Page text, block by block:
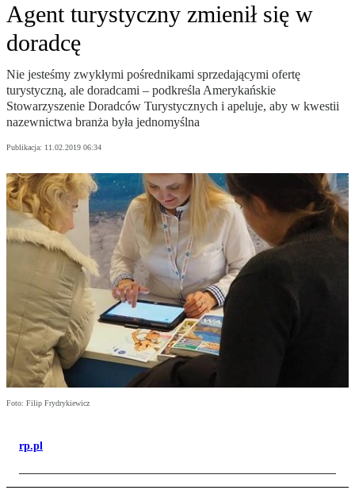
Agent turystyczny zmienił się w
doradcę
Nie jesteśmy zwykłymi pośrednikami sprzedającymi ofertę
turystyczną, ale doradcami – podkreśla Amerykańskie
Stowarzyszenie Doradców Turystycznych i apeluje, aby w kwestii
nazewnictwa branża była jednomyślna
Publikacja: 11.02.2019 06:34
Foto: Filip Frydrykiewicz
rp.pl